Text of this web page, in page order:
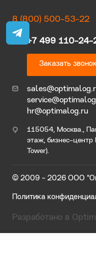
8 (800) 500-53-22
+7 499 110-24-
Заказать
hr@optimalog.ru
115054, Москва.,
этаж, бизнес-центр
Tower).
© 2009 - 2026 ООО
Политика
Разработано в